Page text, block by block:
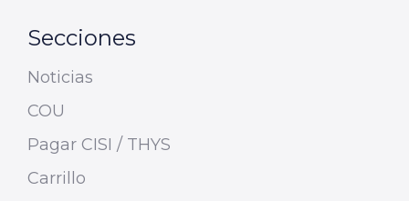
Secciones
Noticias
COU
Pagar CISI / THYS
Carrillo